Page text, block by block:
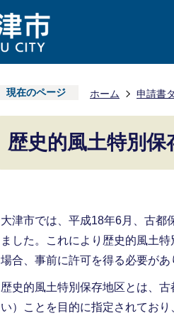
現在のページ ホーム 申請書
歴史的風土特別
大津市では、平成18年6月、古都
ました。これにより歴史的風土
場合、事前に許可を得る必要があ
歴史的風土特別保存地区とは、
い）ことを目的に指定されており